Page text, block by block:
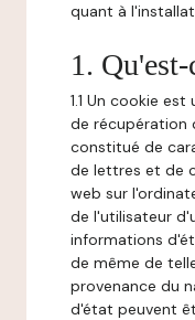
quant à
1.
1.1 Un cookie
de récupération
constitué de
de lettres et de
web sur
de l'utilisateur
informations
de même de
provenance du
d'état peuvent